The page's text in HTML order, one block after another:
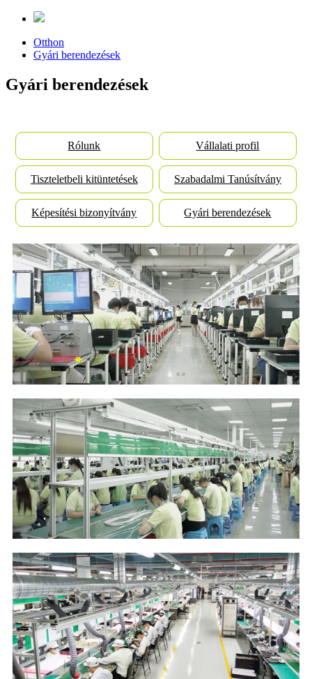
Otthon
Gyári berendezések
Gyári berendezések
Rólunk Vállalati profil
Tiszteletbeli kitüntetések Szabadalmi Tanúsítvány
Képesítési bizonyítvány Gyári berendezések